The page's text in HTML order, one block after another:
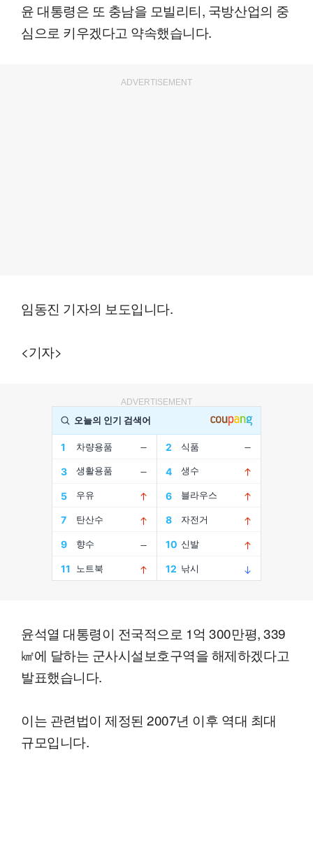
윤 대통령은 또 충남을 모빌리티, 국방산업의 중
심으로 키우겠다고 약속했습니다.
ADVERTISEMENT
임동진 기자의 보도입니다.
<기자>
ADVERTISEMENT
윤석열 대통령이 전국적으로 1억 300만평, 339
㎢에 달하는 군사시설보호구역을 해제하겠다고
발표했습니다.
이는 관련법이 제정된 2007년 이후 역대 최대
규모입니다.